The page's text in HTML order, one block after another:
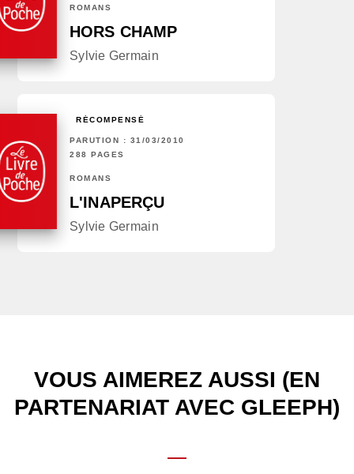
ROMANS
HORS CHAMP
Sylvie Germain
RÉCOMPENSÉ
PARUTION : 31/03/2010
288 PAGES
ROMANS
L'INAPERÇU
Sylvie Germain
VOUS AIMEREZ AUSSI (EN
PARTENARIAT AVEC GLEEPH)